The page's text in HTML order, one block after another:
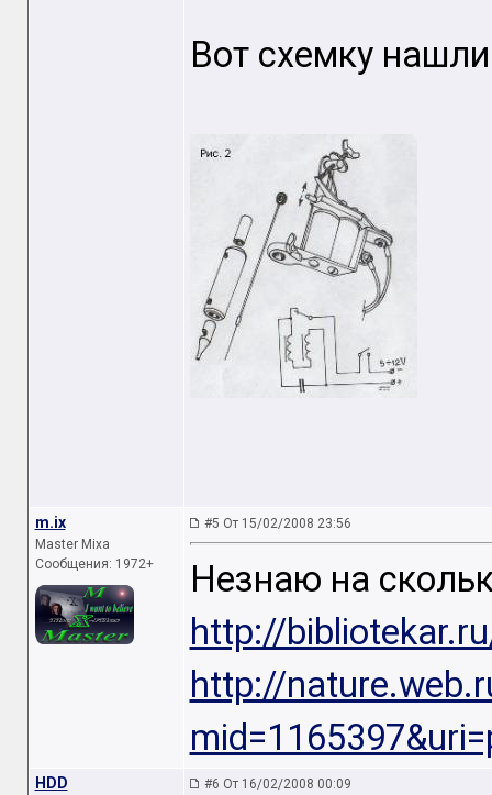
Вот схемку нашли
m.ix
Master Mixa
Сообщения: 1972+
#5 От 15/02/2008 23:56
Незнаю на
http://
http://
HDD #6 От 16/02/2008 00:09